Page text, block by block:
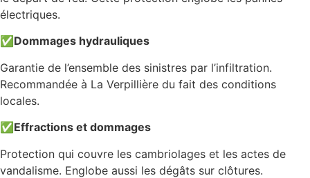
électriques.
✅ Dommages hydrauliques
Garantie de l’ensemble des sinistres par l’infiltration.
Recommandée à La Verpillière du fait des conditions
locales.
✅ Effractions et dommages
Protection qui couvre les cambriolages et les actes de
vandalisme. Englobe aussi les dégâts sur clôtures.